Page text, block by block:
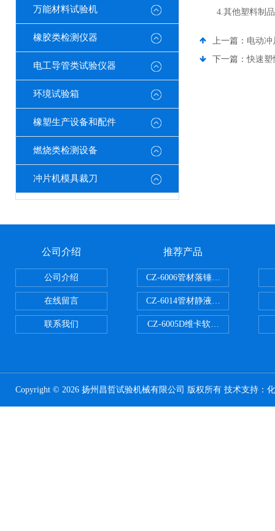
万能材料试验机
橡胶类检测仪器
电工导管类试验仪器
环境试验箱
橡塑生产设备和配件
燃烧类检测设备
冲片机模具裁刀
4.其他塑料制品
上一篇： 电动冲
下一篇：快速塑
公司介绍
公司介绍
在线留言
联系我们
推荐产品
CZ-6006管材落锤冲击试验机
CZ-6014管材静液压爆破试验机
CZ-6005D维卡软化点温度测定仪
Copyright © 2026 扬州昌哲试验机械有限公司 版权所有 技术支持：